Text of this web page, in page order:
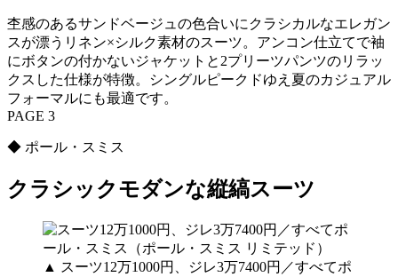
杢感のあるサンドベージュの色合いにクラシカルなエレガン
スが漂うリネン×シルク素材のスーツ。アンコン仕立てで袖
にボタンの付かないジャケットと2プリーツパンツのリラッ
クスした仕様が特徴。シングルピークドゆえ夏のカジュアル
フォーマルにも最適です。
PAGE 3
◆ ポール・スミス
クラシックモダンな縦縞スーツ
▲ スーツ12万1000円、ジレ3万7400円／すべてポ